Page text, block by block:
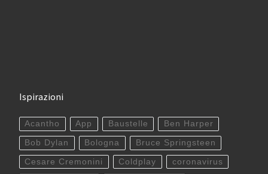
Ispirazioni
Acantho App Baustelle Ben Harper
Bob Dylan Bologna Bruce Springsteen
Cesare Cremonini Coldplay coronavirus